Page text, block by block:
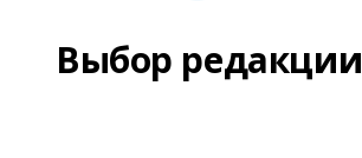
Выбор редакции